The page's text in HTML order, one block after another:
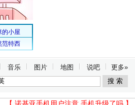
音乐 图片 地图 说吧 更多»